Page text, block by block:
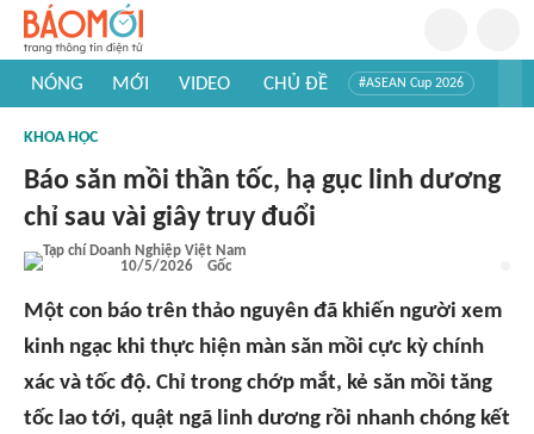
NÓNG MỚI VIDEO CHỦ ĐỀ #ASEAN Cup 2026
#Khám phá thế giới
KHOA HỌC
Báo săn mồi thần tốc, hạ gục linh dương
chỉ sau vài giây truy đuổi
10/5/2026 Gốc
Một con báo trên thảo nguyên đã khiến người xem
kinh ngạc khi thực hiện màn săn mồi cực kỳ chính
xác và tốc độ. Chỉ trong chớp mắt, kẻ săn mồi tăng
tốc lao tới, quật ngã linh dương rồi nhanh chóng kết